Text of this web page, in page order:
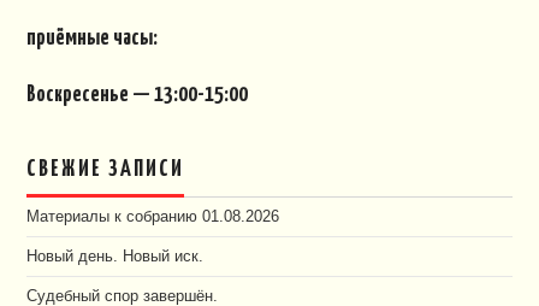
приёмные часы:
Воскресенье — 13:00-15:00
СВЕЖИЕ ЗАПИСИ
Материалы к собранию 01.08.2026
Новый день. Новый иск.
Судебный спор завершён.